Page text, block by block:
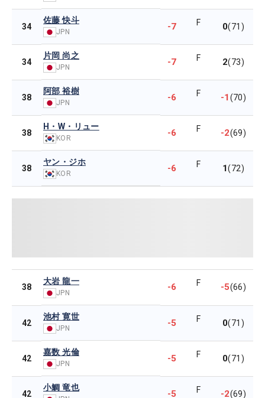
34
佐藤 快斗
JPN -7 F 0(71)
34
片岡 尚之
JPN -7 F 2(73)
38
阿部 裕樹
JPN -6 F -1(70)
38
H・W・リュー
KOR -6 F -2(69)
38
ヤン・ジホ
KOR -6 F 1(72)
38
大岩 龍一
JPN
-6 F -5(66)
42
池村 寛世
JPN -5 F 0(71)
42
嘉数 光倫
JPN -5 F 0(71)
42
小鯛 竜也
-5 F -2(69)